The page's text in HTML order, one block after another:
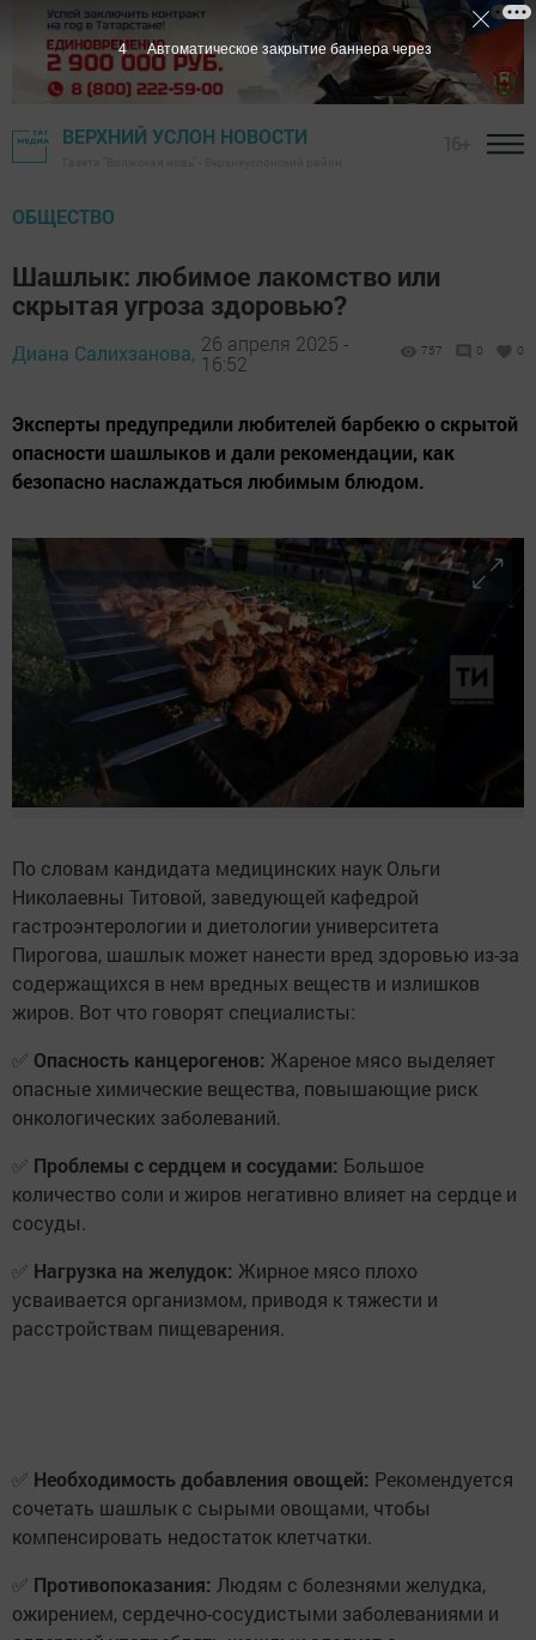
ВЕРХНИЙ УСЛОН НОВОСТИ
ОБЩЕСТВО
Шашлык: любимое лакомство или
скрытая угроза здоровью?
Диана Салихзанова, 26 апреля 2025 -
16:52
757 0 0
Эксперты предупредили любителей барбекю о скрытой
опасности шашлыков и дали рекомендации, как
безопасно наслаждаться любимым блюдом.
По словам кандидата медицинских наук Ольги
Николаевны Титовой, заведующей кафедрой
гастроэнтерологии и диетологии университета
Пирогова, шашлык может нанести вред здоровью из-за
содержащихся в нем вредных веществ и излишков
жиров. Вот что говорят специалисты:
✅ Опасность канцерогенов: Жареное мясо выделяет
опасные химические вещества, повышающие риск
онкологических заболеваний.
✅ Проблемы с сердцем и сосудами: Большое
количество соли и жиров негативно влияет на сердце и
сосуды.
✅ Нагрузка на желудок: Жирное мясо плохо
усваивается организмом, приводя к тяжести и
расстройствам пищеварения.
✅ Необходимость добавления овощей: Рекомендуется
сочетать шашлык с сырыми овощами, чтобы
компенсировать недостаток клетчатки.
✅ Противопоказания: Людям с болезнями желудка,
ожирением, сердечно-сосудистыми заболеваниями и
2 Автоматическое закрытие баннера через